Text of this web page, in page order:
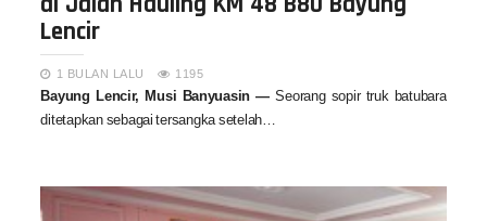
Lencir
1 BULAN LALU 1195
Bayung Lencir, Musi Banyuasin — Seorang sopir truk batubara
ditetapkan sebagai tersangka setelah…